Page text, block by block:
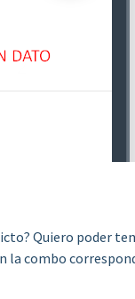
Quiero poder
la combo